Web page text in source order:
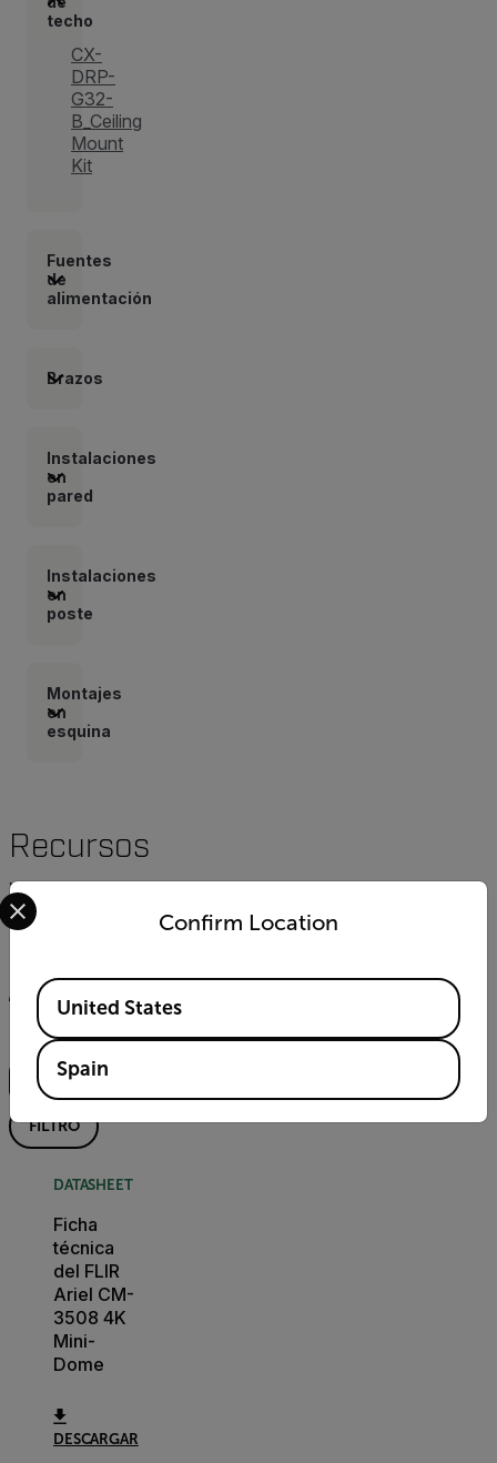
techo
CX-
DRP-
G32-
B_Ceiling
Mount
Kit
Fuentes
de
alimentación
Brazos
Instalaciones
en
pared
Instalaciones
en
poste
Montajes
en
esquina
Recursos
y
asistencia
Documentos Software y firmware Contacto con
Buscar
FILTRO
DATASHEET
Ficha
técnica
del FLIR
Ariel CM-
3508 4K
Mini-
Dome
DESCARGAR
Confirm Location
Select your preferred country and language from the
Available Locations
United States
Spain